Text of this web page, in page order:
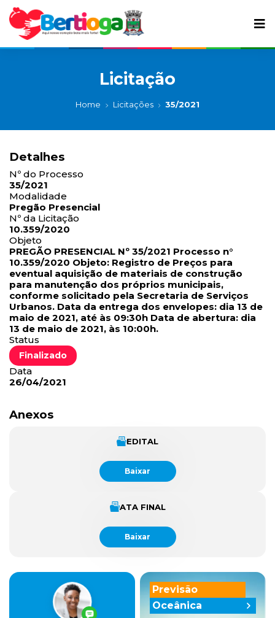
Licitação
Home Licitações 35/2021
Detalhes
Nº do Processo
35/2021
Modalidade
Pregão Presencial
Nº da Licitação
10.359/2020
Objeto
PREGÃO PRESENCIAL Nº 35/2021 Processo n°
10.359/2020 Objeto: Registro de Preços para
eventual aquisição de materiais de construção
para manutenção dos próprios municipais,
conforme solicitado pela Secretaria de Serviços
Urbanos. Data da entrega dos envelopes: dia 13 de
maio de 2021, até às 09:30h Data de abertura: dia
13 de maio de 2021, às 10:00h.
Status
Finalizado
Data
26/04/2021
Anexos
EDITAL
Baixar
ATA FINAL
Baixar
Previsão
Oceânica